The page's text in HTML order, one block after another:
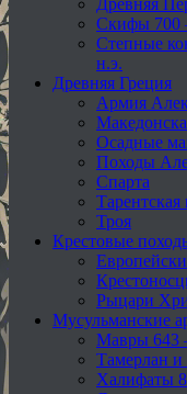
Древняя
Скифы 700
Степные
н.э.
Древняя Греция
Армия
Осадные
Походы
Спарта
Тарентская
Троя
Крестовые
Рыцари
Мусульманские
Мавры 643
Тамерлан и
Халифаты